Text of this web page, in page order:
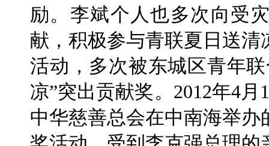
励。李斌个人也多次向受
献，积极参与青联夏日送
活动，多次被东城区青年
凉”突出贡献奖。2012年4
中华慈善总会在中南海举